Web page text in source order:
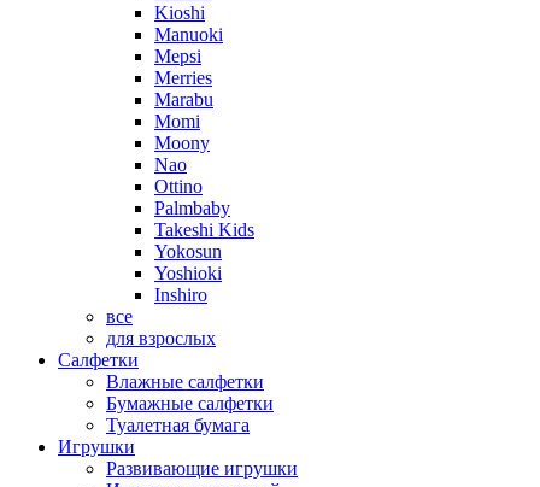
Kioshi
Manuoki
Mepsi
Merries
Marabu
Momi
Moony
Nao
Ottino
Palmbaby
Takeshi Kids
Yokosun
Yoshioki
Inshiro
все
для взрослых
Салфетки
Влажные салфетки
Бумажные салфетки
Туалетная бумага
Игрушки
Развивающие игрушки